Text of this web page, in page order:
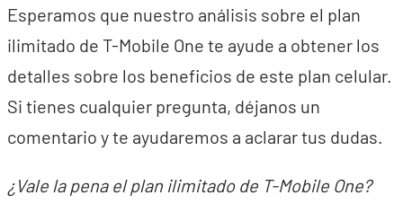
Esperamos que nuestro análisis sobre el plan
ilimitado de T-Mobile One te ayude a obtener los
detalles sobre los beneficios de este plan celular.
Si tienes cualquier pregunta, déjanos un
comentario y te ayudaremos a aclarar tus dudas.
¿Vale la pena el plan ilimitado de T-Mobile One?